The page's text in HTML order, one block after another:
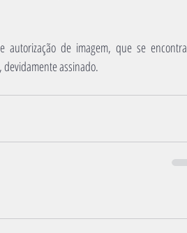
de imagem, que se encontra
assinado.